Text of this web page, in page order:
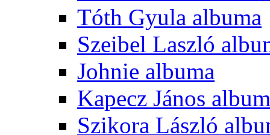
Tóth Gyula albuma
Szeibel Laszló
Johnie albuma
Kapecz János
Szikora László